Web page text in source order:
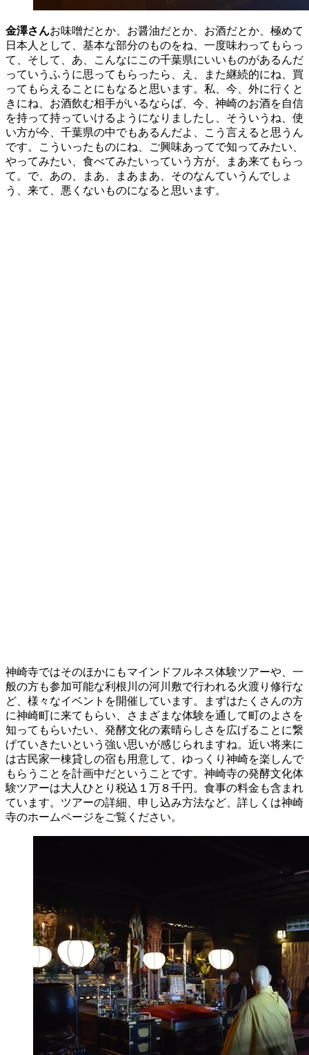
金澤さんお味噌だとか、お醤油だとか、お酒だとか、極めて
日本人として、基本な部分のものをね、一度味わってもらっ
て、そして、あ、こんなにこの千葉県にいいものがあるんだ
っていうふうに思ってもらったら、え、また継続的にね、買
ってもらえることにもなると思います。私、今、外に行くと
きにね、お酒飲む相手がいるならば、今、神崎のお酒を自信
を持って持っていけるようになりましたし、そういうね、使
い方が今、千葉県の中でもあるんだよ、こう言えると思うん
です。こういったものにね、ご興味あってで知ってみたい、
やってみたい、食べてみたいっていう方が、まあ来てもらっ
て。で、あの、まあ、まあまあ、そのなんていうんでしょ
う、来て、悪くないものになると思います。
神崎寺ではそのほかにもマインドフルネス体験ツアーや、一
般の方も参加可能な利根川の河川敷で行われる火渡り修行な
ど、様々なイベントを開催しています。まずはたくさんの方
に神崎町に来てもらい、さまざまな体験を通して町のよさを
知ってもらいたい、発酵文化の素晴らしさを広げることに繋
げていきたいという強い思いが感じられますね。近い将来に
は古民家一棟貸しの宿も用意して、ゆっくり神崎を楽しんで
もらうことを計画中だということです。神崎寺の発酵文化体
験ツアーは大人ひとり税込１万８千円。食事の料金も含まれ
ています。ツアーの詳細、申し込み方法など、詳しくは神崎
寺のホームページをご覧ください。